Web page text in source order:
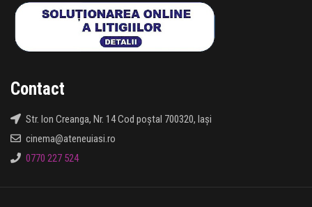
Contact
Str. Ion Creanga, Nr. 14 Cod poștal 700320, Iași
cinema@ateneuiasi.ro
0770 227 524